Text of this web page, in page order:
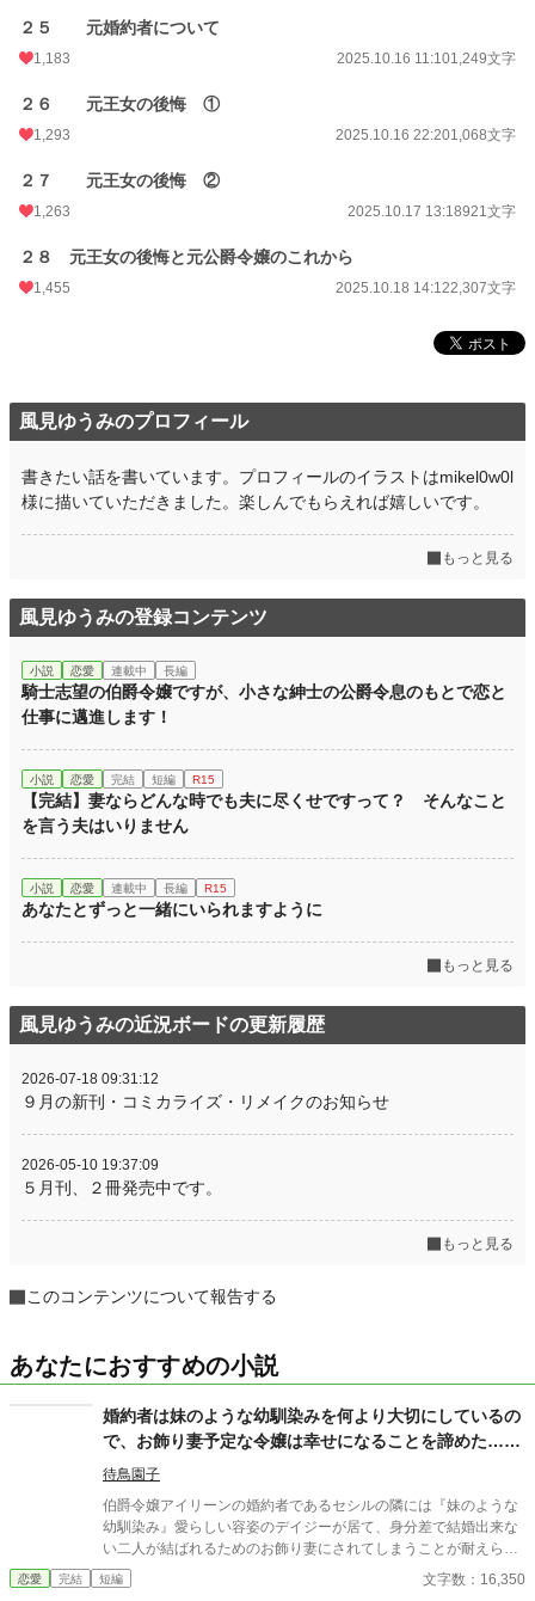
２５ 元婚約者について
1,183 2025.10.16 11:101,249文字
２６ 元王女の後悔 ①
1,293 2025.10.16 22:201,068文字
２７ 元王女の後悔 ②
1,263 2025.10.17 13:18921文字
２８ 元王女の後悔と元公爵令嬢のこれから
1,455 2025.10.18 14:122,307文字
風見ゆうみのプロフィール
書きたい話を書いています。プロフィールのイラストはmikel0w0l
様に描いていただきました。楽しんでもらえれば嬉しいです。
もっと見る
風見ゆうみの登録コンテンツ
小説 恋愛 連載中 長編
騎士志望の伯爵令嬢ですが、小さな紳士の公爵令息のもとで恋と
仕事に邁進します！
小説 恋愛 完結 短編 R15
【完結】妻ならどんな時でも夫に尽くせですって？ そんなこと
を言う夫はいりません
小説 恋愛 連載中 長編 R15
あなたとずっと一緒にいられますように
もっと見る
風見ゆうみの近況ボードの更新履歴
2026-07-18 09:31:12
９月の新刊・コミカライズ・リメイクのお知らせ
2026-05-10 19:37:09
５月刊、２冊発売中です。
もっと見る
このコンテンツについて報告する
あなたにおすすめの小説
婚約者は妹のような幼馴染みを何より大切にしているの
で、お飾り妻予定な令嬢は幸せになることを諦めた……
はずでした。
待鳥園子
伯爵令嬢アイリーンの婚約者であるセシルの隣には『妹のような
幼馴染み』愛らしい容姿のデイジーが居て、身分差で結婚出来な
い二人が結ばれるためのお飾り妻にされてしまうことが耐えられ
なかった。 そして、二人がふざけて婚姻届を書いている光景を見
て、アイリーンは自分の我慢が限界に達そうとしているのを感じ
恋愛 完結 短編 文字数：16,350